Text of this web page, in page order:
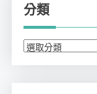
分類
分